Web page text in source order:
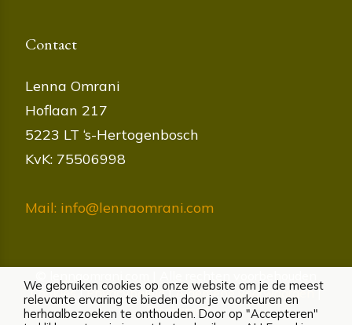
Contact
Lenna Omrani
Hoflaan 217
5223 LT ‘s-Hertogenbosch
KvK: 75506998
Mail: info@lennaomrani.com
Cookies|Privacybeleid|Algemene voorwaarden|
Disclaimer
We gebruiken cookies op onze website om je de meest
relevante ervaring te bieden door je voorkeuren en
herhaalbezoeken te onthouden. Door op "Accepteren"